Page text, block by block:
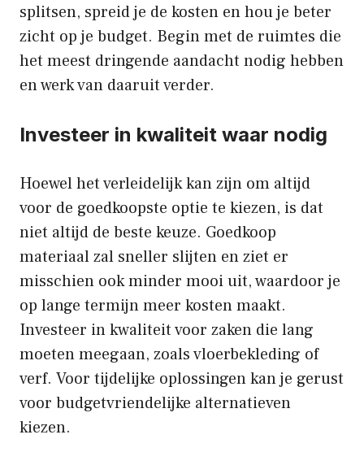
splitsen, spreid je de kosten en hou je beter
zicht op je budget. Begin met de ruimtes die
het meest dringende aandacht nodig hebben
en werk van daaruit verder.
Investeer in kwaliteit waar nodig
Hoewel het verleidelijk kan zijn om altijd
voor de goedkoopste optie te kiezen, is dat
niet altijd de beste keuze. Goedkoop
materiaal zal sneller slijten en ziet er
misschien ook minder mooi uit, waardoor je
op lange termijn meer kosten maakt.
Investeer in kwaliteit voor zaken die lang
moeten meegaan, zoals vloerbekleding of
verf. Voor tijdelijke oplossingen kan je gerust
voor budgetvriendelijke alternatieven
kiezen.